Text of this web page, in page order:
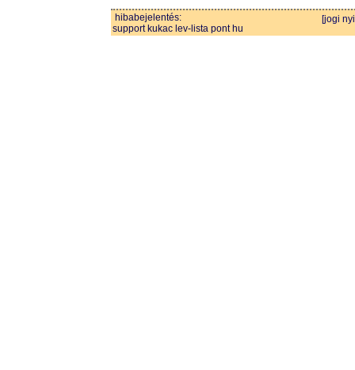
hibabejelentés:
support kukac lev-lista pont hu
[jogi